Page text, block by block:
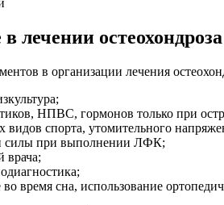
лечении
в организации лечения
НПВС, гормонов только при
видов спорта, утомительного
силы при выполнении ЛФК;
врача;
время сна, использование